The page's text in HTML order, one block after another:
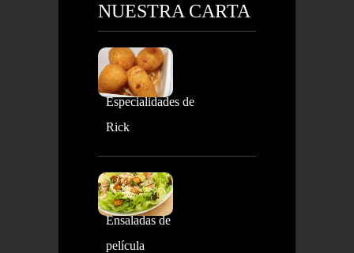
NUESTRA CARTA
Especialidades de
Rick
Ensaladas de
película